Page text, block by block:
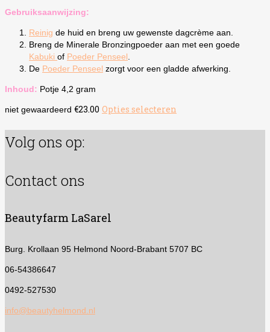
Gebruiksaanwijzing:
Reinig de huid en breng uw gewenste dagcrème aan.
Breng de Minerale Bronzingpoeder aan met een goede
Kabuki of Poeder Penseel
De Poeder Penseel zorgt voor een gladde afwerking.
Inhoud: Potje 4,2 gram
niet gewaardeerd €23.00 Opties selecteren
heeft
productpagina
Volg ons op:
Contact ons
Beautyfarm LaSarel
Burg. Krollaan 95 Helmond Noord-Brabant 5707 BC
06-54386647
0492-527530
info@beautyhelmond.nl